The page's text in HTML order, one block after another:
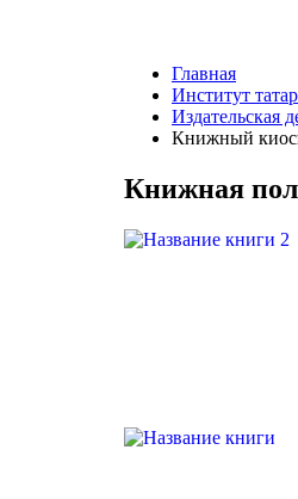
Главная
Институт
Издательская
Книжный
Книжная